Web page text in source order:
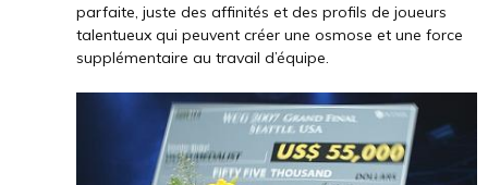
parfaite, juste des affinités et des profils de joueurs
talentueux qui peuvent créer une osmose et une force
supplémentaire au travail d’équipe.